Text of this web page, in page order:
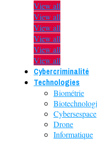
View all
View all
View all
View all
View all
View all
Cybercriminalité
Technologies
Biométrie
Cybersespace
Drone
Informatique